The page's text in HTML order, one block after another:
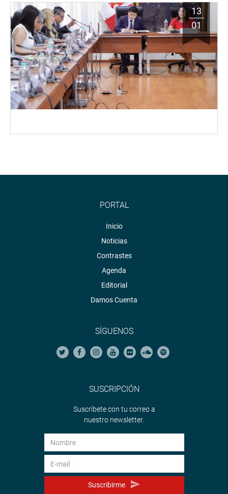
13
01
PORTAL
Inicio
Noticias
Contrastes
Agenda
Editorial
Damos Cuenta
SÍGUENOS
SUSCRIPCIÓN
Suscríbete con tu correo a
nuestro newsletter.
Suscribirme